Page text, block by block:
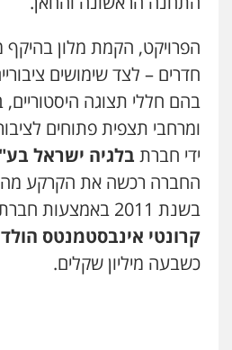
חדרים – לצד שימושים
בהם חללי תצוגה
ומרחבי תצפית פתוחים
ידי חברת בלגיה ישראל
החברה רכשה את הקרקע
בשנת 2011 באמצעות חברת בת זרה בשם
קרונטי אינבסטמנטס
כשבעה מיליון שקלים.